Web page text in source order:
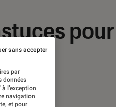
pour
par
données
l’exception
navigation
et pour
sans accepter